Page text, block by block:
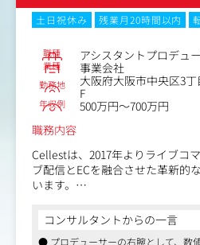
土日祝休み 残業月20時間以内
職種 アシスタントプロデュ
業種 事業会社
勤務地
大阪府大阪市中央区3
F
年収例
500万円～700万円
職務内容
Cellestは、2017年よりライブコ
ブ配信とECを融合させた革新的
います。
発、ライブ配信者のプロデュー
「トキバナ」、自社ブランド「
コンサルタントからの一言
● プロデューサーの右腕として、数